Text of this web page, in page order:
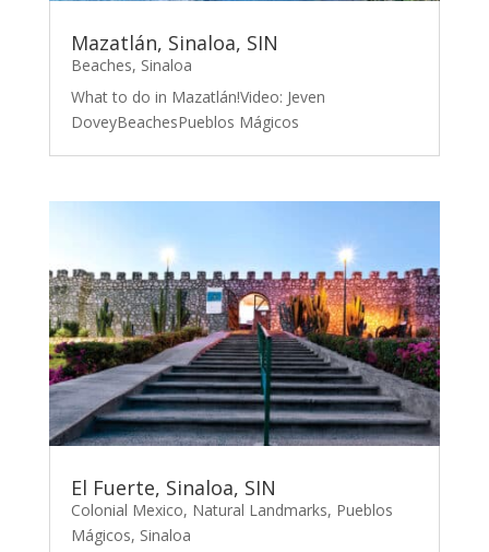
Mazatlán, Sinaloa, SIN
Beaches, Sinaloa
What to do in Mazatlán!Video: Jeven
DoveyBeachesPueblos Mágicos
El Fuerte, Sinaloa, SIN
Colonial Mexico, Natural Landmarks, Pueblos
Mágicos, Sinaloa